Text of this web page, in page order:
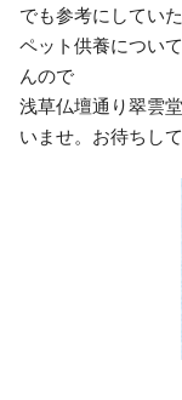
でも参考にしてい
ペット供養につい
んので
浅草仏壇通り翠雲
いませ。お待ちして